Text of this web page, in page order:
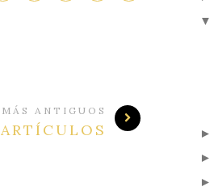
MÁS ANTIGUOS
ARTÍCULOS
▼
►
►
►